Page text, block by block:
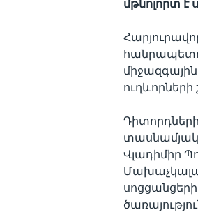
մթնոլորտ է
ուղևորների
Վլադիմիր